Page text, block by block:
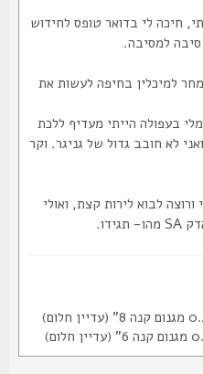
לי בדואר טופס לחידוש
למסיבה.
בחיפה לעשות את
הייתי מעדיף ללכת
חובב גדול של גניגר. וקר
לבוא לירות קצת, ואולי